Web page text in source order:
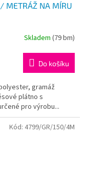
NA MÍRU
Skladem (79 bm)
Do košíku
gramáž
plátno s
pro výrobu...
Kód: 4799/GR/150/4M